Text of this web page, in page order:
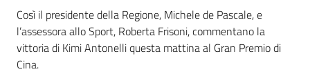
Così il presidente della Regione, Michele de Pascale, e
l’assessora allo Sport, Roberta Frisoni, commentano la
vittoria di Kimi Antonelli questa mattina al Gran Premio di
Cina.